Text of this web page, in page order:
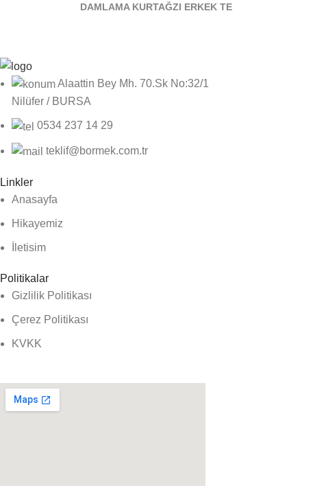
DAMLAMA KURTAĞZI ERKEK TE
Alaattin Bey Mh. 70.Sk No:32/1
Nilüfer / BURSA
0534 237 14 29
teklif@bormek.com.tr
Linkler
Anasayfa
Hikayemiz
İletisim
Politikalar
Gizlilik Politikası
Çerez Politikası
KVKK